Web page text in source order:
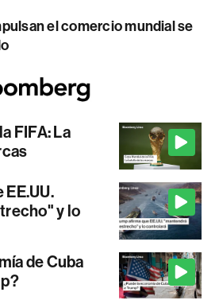
el comercio mundial se
FIFA: La
y lo
de Cuba